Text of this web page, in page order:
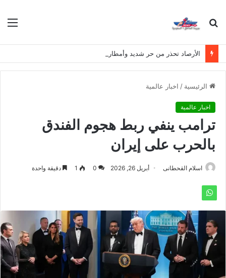
بحث
الرئيسية / اخبار عالمية
اخبار عالمية
ترامب ينفي ربط هجوم الفندق
بالحرب على إيران
اسلام القحطانى أبريل 26, 2026 0
1 دقيقة واحدة